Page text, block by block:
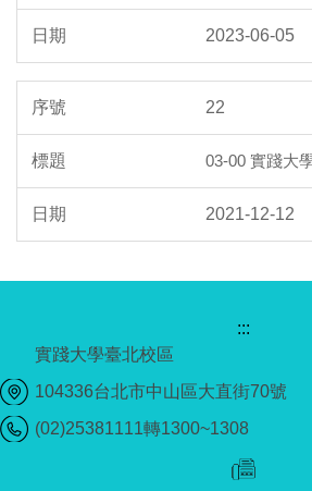
2023-06-05
22
03-00 實踐大
2021-12-12
:::
實踐大學臺北校區
104336台北市中山區大直街70號
(02)25381111轉1300~1308